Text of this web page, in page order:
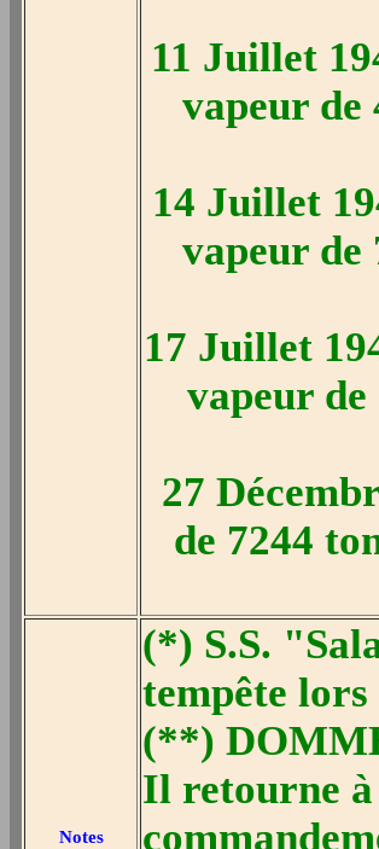
11 Juillet
vapeur de
14 Juillet
vapeur de
17 Juillet
vapeur
27
de 7244
Notes
(*) S.S.
tempête lors
(**)
Il retourne à